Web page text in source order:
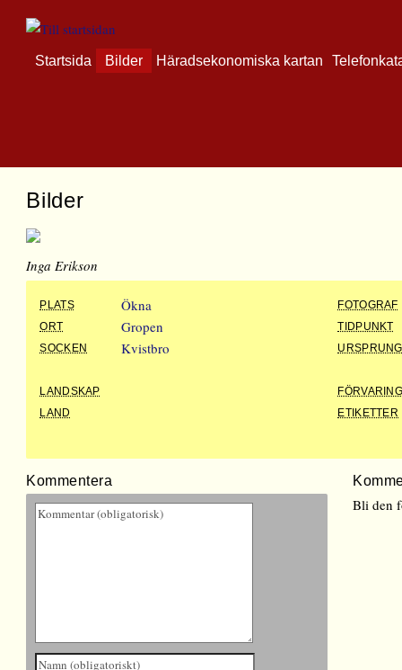
Startsida Bilder Häradsekonomiska kartan
Bilder
Inga Erikson
PLATS Ökna
FOTOGRAF
ORT
Gropen
TIDPUNKT
SOCKEN
Kvistbro URSPRUNG
LANDSKAP
LAND
ETIKETTER
Kommentera
Bli den